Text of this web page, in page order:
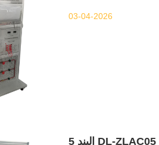
03-04-2026